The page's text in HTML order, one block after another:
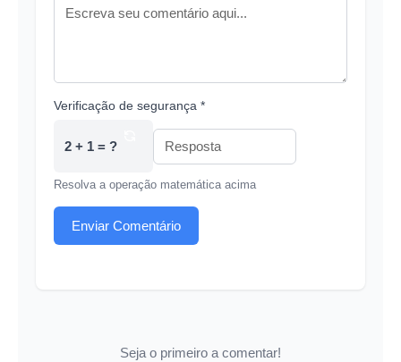
Verificação de segurança *
2 + 1 = ?
Resolva a operação matemática acima
Enviar Comentário
Seja o primeiro a comentar!